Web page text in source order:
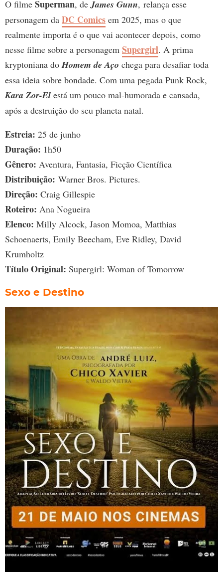
O filme Superman, deJames Gunn, relança esse
personagem da DC Comics em 2025, mas o que
realmente importa é o que vai acontecer depois, como
nesse filme sobre a personagem Supergirl. A prima
kryptoniana doHomem de Aço chega para desafiar toda
essa ideia sobre bondade. Com uma pegada Punk Rock,
Kara Zor-El está um pouco mal-humorada e cansada,
após a destruição do seu planeta natal.
Estreia: 25 de junho
Duração: 1h50
Gênero: Aventura, Fantasia, Ficção Científica
Distribuição: Warner Bros. Pictures.
Direção: Craig Gillespie
Roteiro: Ana Nogueira
Elenco: Milly Alcock, Jason Momoa, Matthias
Schoenaerts, Emily Beecham, Eve Ridley, David
Krumholtz
Título Original: Supergirl: Woman of Tomorrow
Sexo e Destino